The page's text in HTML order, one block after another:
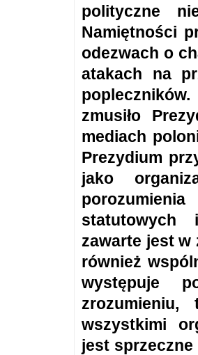
polityczne
Namiętności
odezwach o
atakach na
zmusiło
mediach
Prezydium
jako
statutowych
zawarte jest w
również
występuje
wszystkimi
jest